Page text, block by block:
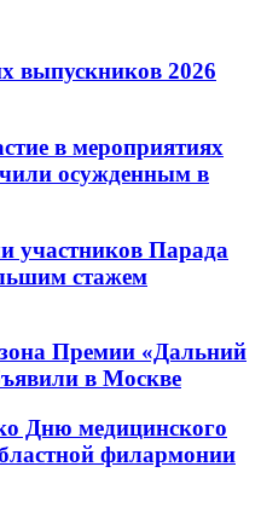
выпускников 2026
в мероприятиях
осужденным в
участников Парада
стажем
Премии «Дальний
в Москве
Дню медицинского
филармонии